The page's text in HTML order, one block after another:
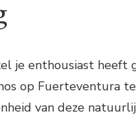
je enthousiast heeft
op Fuerteventura
van deze